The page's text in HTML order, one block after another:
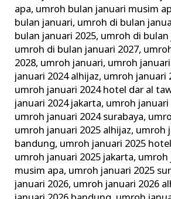
apa, umroh bulan januari musim
bulan januari, umroh di bulan
bulan januari 2025, umroh di bulan
umroh di bulan januari 2027,
2028, umroh januari, umroh
januari 2024 alhijaz, umroh januari
umroh januari 2024 hotel dar al
januari 2024 jakarta, umroh januari
umroh januari 2024 surabaya,
umroh januari 2025 alhijaz, umroh
bandung, umroh januari 2025
umroh januari 2025 jakarta, umroh
musim apa, umroh januari 2025
januari 2026, umroh januari 2026